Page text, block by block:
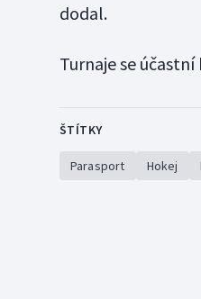
dodal.
Turnaje se
ŠTÍTKY
Parasport Hokej